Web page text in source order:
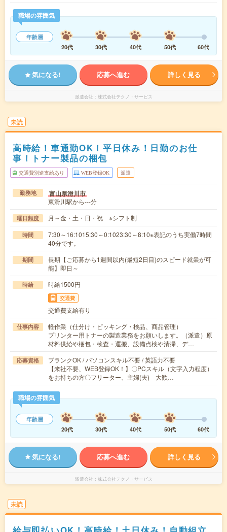
職場の雰囲気
年齢層
20代
30代 40代 50代 60代
気になる! 応募へ進む 詳しく見る
派遣会社 株式会社テクノ・サービス
未読
高時給！車通勤OK！平日休み！日勤のお仕
事！トナー製品の梱包
交通費別途支給あり WEB登録OK 派遣
勤務地 富山県滑川市
東滑川駅から---分
曜日頻度 月～金・土・日・祝 ※シフト制
時間
7:30～16:1015:30～0:1023:30～8:10※表記のうち実働7時間
40分です。
期間
長期【ご応募から1週間以内(最短2日目)のスピード就業が可
能】即日～
時給 時給1500円
交通費
交通費支給有り
仕事内容
軽作業（仕分け・ピッキング・検品、商品管理）
プリンター用トナーの製造業務をお願いします。（派遣）原
材料供給や梱包・検査・運搬、設備点検や清掃、デ…
応募資格
ブランクOK / パソコンスキル不要 / 英語力不要
【来社不要、WEB登録OK！】〇PCスキル（文字入力程度）
をお持ちの方〇フリーター、主婦(夫) 大歓…
職場の雰囲気
年齢層
20代
30代 40代 50代 60代
気になる! 応募へ進む 詳しく見る
派遣会社 株式会社テクノ・サービス
未読